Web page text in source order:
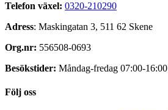
Telefon växel: 0320-210290
Adress: Maskingatan 3, 511 62 Skene
Org.nr: 556508-0693
Besökstider: Måndag-fredag 07:00-16:00
Följ oss